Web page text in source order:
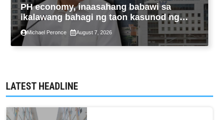
PH economy, inaasahang babawi sa
ikalawang bahagi ng taon kasunod ng
2.3% GDP dulot ng Middle East war,
pagkaantala ng public construction
Michael Peronce August 7, 2026
LATEST HEADLINE